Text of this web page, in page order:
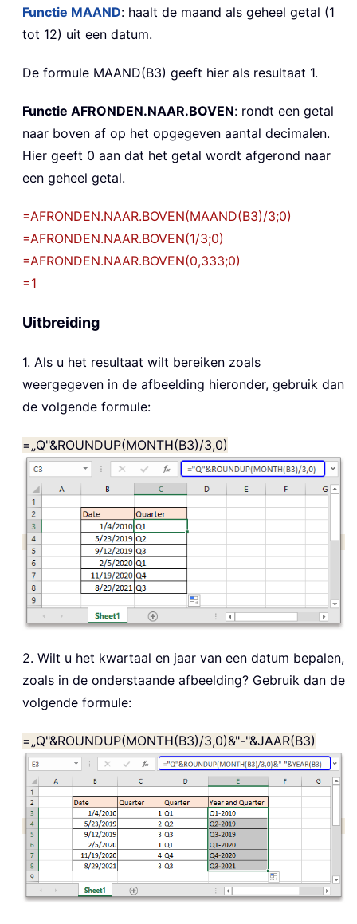
Functie MAAND: haalt de maand als geheel getal (1
tot 12) uit een datum.
De formule MAAND(B3) geeft hier als resultaat 1.
Functie AFRONDEN.NAAR.BOVEN: rondt een getal
naar boven af op het opgegeven aantal decimalen.
Hier geeft 0 aan dat het getal wordt afgerond naar
een geheel getal.
=AFRONDEN.NAAR.BOVEN(MAAND(B3)/3;0)
=AFRONDEN.NAAR.BOVEN(1/3;0)
=AFRONDEN.NAAR.BOVEN(0,333;0)
=1
Uitbreiding
1. Als u het resultaat wilt bereiken zoals
weergegeven in de afbeelding hieronder, gebruik dan
de volgende formule:
=„Q"&ROUNDUP(MONTH(B3)/3,0)
2. Wilt u het kwartaal en jaar van een datum bepalen,
zoals in de onderstaande afbeelding? Gebruik dan de
volgende formule:
=„Q"&ROUNDUP(MONTH(B3)/3,0)&"-"&JAAR(B3)